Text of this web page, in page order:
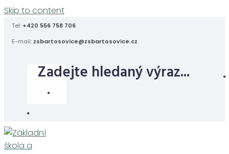
Skip to content
Tel: +420 556 758 706
E-mail: zsbartosovice@zsbartosovice.cz